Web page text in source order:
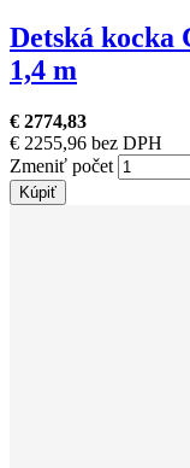
Detská kocka
1,4 m
€ 2774,83
€ 2255,96 bez DPH
Zmeniť počet
Kúpiť